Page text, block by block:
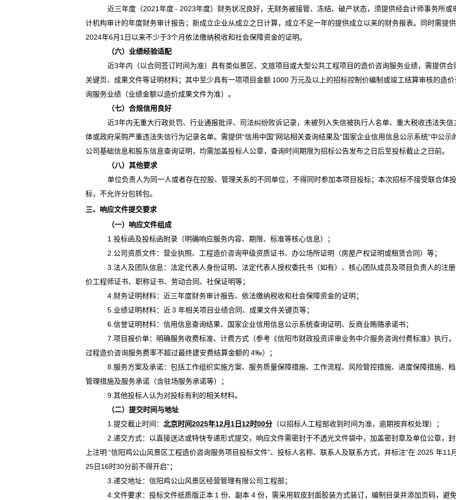
近三年度（2021年度 - 2023年度） 财务状况良好，无财务被接管、冻结、破产状态，须提供经会计师事务所或
计机构审计的年度财务审计报告；新成立企业从成立之日计算，成立不足一年的提供成立以来的财务报表。
同时需提供
2024年6月 1日以来不少于3个月依法缴纳税收和社会保障资金的证明。
（六）业绩经验适配
近3年内（以合同签订时间为准）具有类似景区、文旅项目或大型公共工程项目的造价咨询服务业绩，需提供合
关键页、成果文件等证明材料；其中至少具有一项项目金额 1000 万元及以上的招标控制价编制或竣工结算审核的造价
询服务业绩（业绩金额以造价成果文件为准）。
（七）合规信用良好
近3年内无重大行政处罚、行业通报批评、司法纠纷败诉记录，未被列入失信被执行人名单、重大税收违法失信
体或政府采购严重违法失信行为记录名单。 需提供“信用中国”网站相关查询结果及“国家企业信用信息公示系统”中公示
公司基础信息和股东信息查询证明，均需加盖投标人公章，查询时间期限为招标公告发布之日后至投标截止之日前。
（八）其他要求
单位负责人为同一人或者存在控股、管理关系的不同单位，不得同时参加本项目投标；本次招标不接受联合体投
标，不允许分包转包。
三、响应文件提交要求
（一）响应文件组成
1.投标函及投标函附录（明确响应服务内容、期限、标准等核心信息）
；
2.公司资质文件：营业执照、工程造价咨询甲级资质证书、办公场所证明（房屋产权证明或租赁合同）等；
3.法人及团队信息：法定代表人身份证明、法定代表人授权委托书（如有）、核心团队成员及项目负责人的注
价工程师证书、职称证书、劳动合同、社保证明等；
4.财务证明材料：近三年度财务审计报告、依法缴纳税收和社会保障资金的证明；
5.业绩证明材料：近 3 年相关项目业绩合同、成果文件关键页等；
6.信誉证明材料：信用信息查询结果、国家企业信用信息公示系统查询证明、反商业贿赂承诺书；
7.项目报价单：明确服务收费标准、计费方式（参考《信阳市财政投资评审业务中介服务咨询付费标准》执行
过程造价咨询服务费率不超过最终建安费结算金额的 4‰）；
8.服务方案及承诺：包括工作组织实施方案、服务质量保障措施、工作流程、风险管控措施、进度保障措施、
管理措施及服务承诺（含驻场服务承诺等）；
9.其他投标人认为对投标有利的相关材料。
（二）提交时间与地址
1.提交截止时间： 北京时间2025年12月1日12时00分（以招标人工程部收到时间为准，逾期按弃权处理）；
2.递交方式：以直接送达或特快专递形式提交，响应文件需密封于不透光文件袋中，加盖密封章及单位公章，
上注明 “信阳鸡公山风景区工程造价咨询服务项目投标文件”、投标人名称、联系人及联系方式，并标注“在 2025 年11月
25日 16时30分前不得开启”；
3.递交地址：信阳鸡公山风景区经营管理有限公司工程部；
4.文件要求： 投标文件纸质版正本 1 份、副本 4 份，需采用软皮封面胶装方式装订，编制目录并添加页码，避